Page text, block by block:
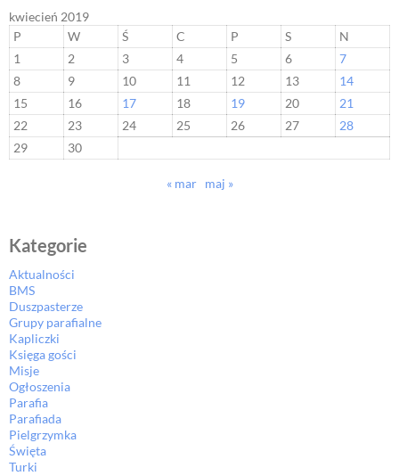
kwiecień 2019
P
W Ś C P S
N
1
2 3 4 5 6
7
8
9 10 11 12 13
14
15
16 17 18 19 20
21
22
23 24 25 26 27
28
29
30
« mar maj »
Kategorie
Aktualności
BMS
Duszpasterze
Grupy parafialne
Kapliczki
Księga gości
Misje
Ogłoszenia
Parafia
Parafiada
Pielgrzymka
Święta
Turki